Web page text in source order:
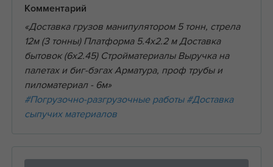
Комментарий
«Доставка грузов манипулятором 5 тонн, стрела
12м (3 тонны) Платформа 5.4х2.2 м Доставка
бытовок (6х2.45) Стройматериалы Выручка на
палетах и биг-бэгах Арматура, проф трубы и
пиломатериал - 6м»
#Погрузочно-разгрузочные работы #Доставка
сыпучих материалов